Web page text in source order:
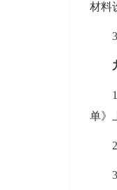
材料
3、
1、
单》
2、
3、